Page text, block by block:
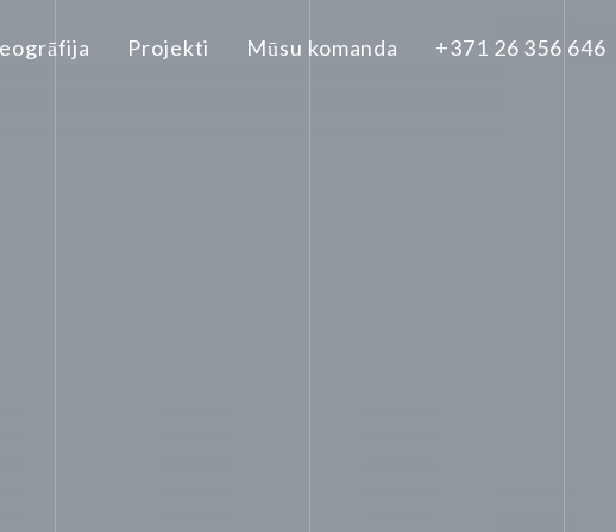
Projekti Mūsu komanda +371 26 356 646